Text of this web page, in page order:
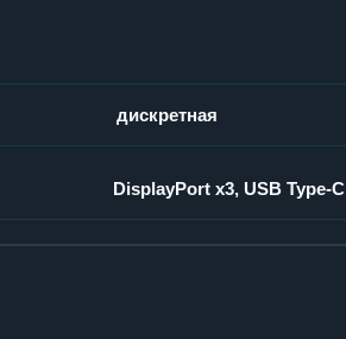
дискретная
DisplayPort x3, USB Type-C